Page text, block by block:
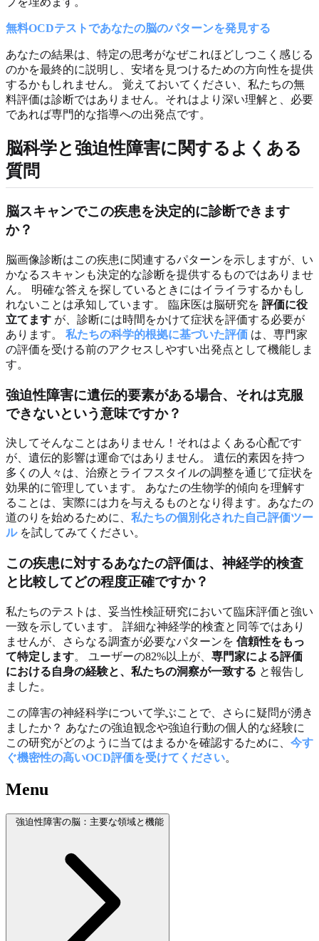
無料OCDテストであなたの脳のパターンを発見する
あなたの結果は、特定の思考がなぜこれほどしつこく感じる
のかを最終的に説明し、安堵を見つけるための方向性を提供
するかもしれません。 覚えておいてください、私たちの無
料評価は診断ではありません。それはより深い理解と、必要
であれば専門的な指導への出発点です。
脳科学と強迫性障害に関するよくある
質問
脳スキャンでこの疾患を決定的に診断できます
か？
脳画像診断はこの疾患に関連するパターンを示しますが、い
かなるスキャンも決定的な診断を提供するものではありませ
ん。 明確な答えを探しているときにはイライラするかもし
れないことは承知しています。 臨床医は脳研究を 評価に役
立てます が、診断には時間をかけて症状を評価する必要が
あります。 私たちの科学的根拠に基づいた評価 は、専門家
の評価を受ける前のアクセスしやすい出発点として機能しま
す。
強迫性障害に遺伝的要素がある場合、それは克服
できないという意味ですか？
決してそんなことはありません！それはよくある心配です
が、遺伝的影響は運命ではありません。 遺伝的素因を持つ
多くの人々は、治療とライフスタイルの調整を通じて症状を
効果的に管理しています。 あなたの生物学的傾向を理解す
ることは、実際には力を与えるものとなり得ます。あなたの
道のりを始めるために、 私たちの個別化された自己評価ツー
ルを試してみてください。
この疾患に対するあなたの評価は、神経学的検査
と比較してどの程度正確ですか？
私たちのテストは、妥当性検証研究において臨床評価と強い
一致を示しています。 詳細な神経学的検査と同等ではあり
ませんが、さらなる調査が必要なパターンを 信頼性をもっ
て特定します。 ユーザーの82%以上が、 専門家による評価
における自身の経験と、私たちの洞察が一致する と報告し
ました。
この障害の神経科学について学ぶことで、さらに疑問が湧き
ましたか？ あなたの強迫観念や強迫行動の個人的な経験に
この研究がどのように当てはまるかを確認するために、 今す
ぐ機密性の高いOCD評価を受けてください。
Menu
強迫性障害の脳：主要な領域と機能